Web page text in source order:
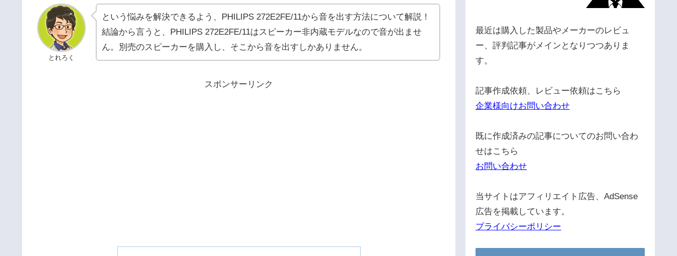
とれろく
という悩みを解決できるよう、PHILIPS 272E2FE/11から音を出す方法について解説！
結論から言うと、PHILIPS 272E2FE/11はスピーカー非内蔵モデルなので音が出ませ
ん。別売のスピーカーを購入し、そこから音を出すしかありません。
スポンサーリンク
最近は購入した製品やメーカーのレビュ
ー、評判記事がメインとなりつつありま
す。
記事作成依頼、レビュー依頼はこちら
企業様向けお問い合わせ
既に作成済みの記事についてのお問い合わ
せはこちら
お問い合わせ
当サイトはアフィリエイト広告、AdSense
広告を掲載しています。
プライバシーポリシー